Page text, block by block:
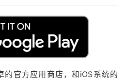
的官方应用商店，和iOS系统的